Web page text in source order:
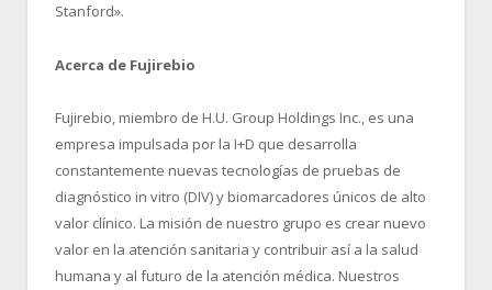
Stanford».
Acerca de Fujirebio
Fujirebio, miembro de H.U. Group Holdings Inc., es una
empresa impulsada por la I+D que desarrolla
constantemente nuevas tecnologías de pruebas de
diagnóstico in vitro (DIV) y biomarcadores únicos de alto
valor clínico. La misión de nuestro grupo es crear nuevo
valor en la atención sanitaria y contribuir así a la salud
humana y al futuro de la atención médica. Nuestros